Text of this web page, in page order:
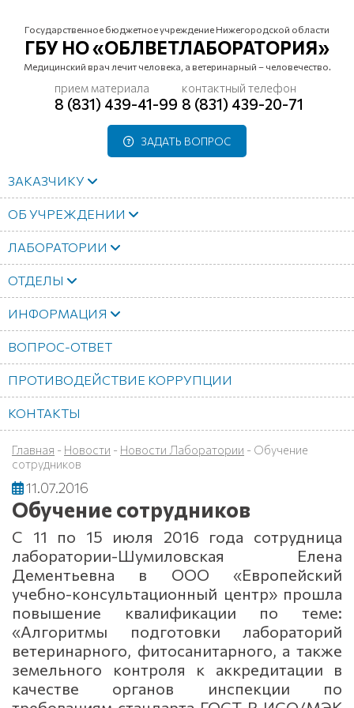
Государственное бюджетное учреждение Нижегородской области
ГБУ НО «ОБЛВЕТЛАБОРАТОРИЯ»
Медицинский врач лечит человека, а ветеринарный – человечество.
прием материала
8 (831) 439-41-99
контактный телефон
8 (831) 439-20-71
ЗАДАТЬ ВОПРОС
ЗАКАЗЧИКУ
ОБ УЧРЕЖДЕНИИ
ЛАБОРАТОРИИ
ОТДЕЛЫ
ИНФОРМАЦИЯ
ВОПРОС-ОТВЕТ
ПРОТИВОДЕЙСТВИЕ КОРРУПЦИИ
КОНТАКТЫ
Главная - Новости - Новости Лаборатории - Обучение
сотрудников
11.07.2016
Обучение сотрудников
С 11 по 15 июля 2016 года сотрудница
лаборатории-Шумиловская Елена
Дементьевна в ООО «Европейский
учебно-консультационный центр» прошла
повышение квалификации по теме:
«Алгоритмы подготовки лабораторий
ветеринарного, фитосанитарного, а также
земельного контроля к аккредитации в
качестве органов инспекции по